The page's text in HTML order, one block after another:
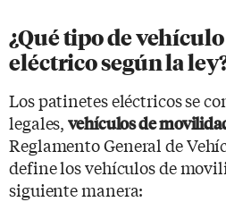
¿Qué tipo de
eléctrico según la
Los patinetes eléctricos se
legales,vehículos de
Reglamento General de
define los vehículos de
siguiente manera: